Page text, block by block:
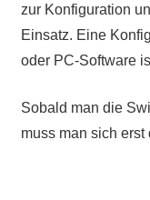
zur Konfiguration
Einsatz. Eine
oder PC-Software
Sobald man die
muss man sich